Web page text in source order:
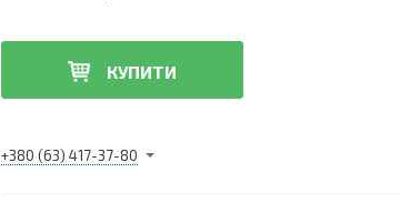
КУПИТИ
+380 (63) 417-37-80